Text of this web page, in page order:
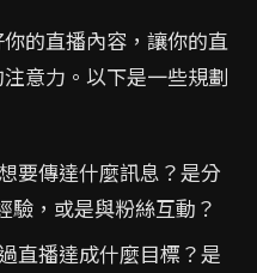
的直播內容，讓你的直
意力。以下是一些規劃
要傳達什麼訊息？是分
驗，或是與粉絲互動？
直播達成什麼目標？是